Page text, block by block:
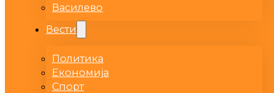
Василево
Вести
Политика
Економија
Спорт